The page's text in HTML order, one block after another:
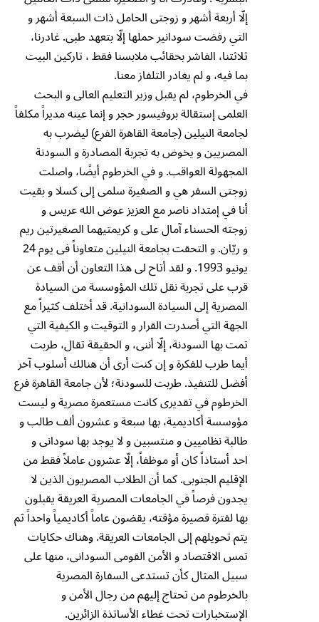
إلّا أربعة أشهر و زوجتى الحامل ذات السبعة أشهر و
التي رفضت سودانير حملها إلّا بتعهد طبى. غادرنا،
ثلاثتنا، الفاشر بحقائب ملابسنا فقط ، تاركين البيت
بما فيه، و لم يغادر التلفاز معنا.
في الخرطوم، لم يقبل وزير التعليم العالى و البحث
العلمى إستقالة بروفيسور حجر و إنما عينه مديراً مكلفاً
لجامعة النيلين (جامعة القاهرة الفرع) ليضرب به
المصريين و يخوض به تجربة المصادرة و السودنة
المجهولة العواقب. و في الخرطوم أيضًا، واصلت
زوجتى السفر هي و الصغيرة سلمى إلى كسلا و بقيت
أنا في إمتداد ناصر مع العزيز عوض الله عريس و
زوجته الحسناء آمال على و كريمتيهما الصغيرتين ريم
و ريّان. و التحقت بجامعة النيلين متعاوناً فى يوم 24
يونيو 1993. و لقد أتاح لى هذا التعاون أن أقف عن
قرب على تجربة نقل تلك المؤوسسة من السيادة
المصرية إلى السيادة السودانية. قد أختلف كثيراً مع
الجهة التي أصدرت القرار و التوقيت و الكيفية التي
تمت بها السودنة، إلّا أننى، و الحقيقة تقال، طربت
أيما طرب للفكرة و إن كنت أرى أن هنالك أسلوب آخر
أفضل للتنفيذ. طربت للسودنة؛ لأن جامعة القاهرة فرع
الخرطوم في تقديرى كانت مستعمرة مصرية و ليست
مؤوسسة أكاديمية، بها سبعة و عشرون ألف طالب و
طالبة نظاميين و منتسبين و لا يوجد بها سودانى و
احد أستاذاً كان أو موظفاً، إلّا عشرون عاملاً فقط من
الإقليم الجنوبى. كما أن الطلاب المصريون الذين لا
يجدون فرصاً في الجامعات المصرية العريقة يقبلون
بها لفترة قصيرة مؤقته، يقضون عاماً أكاديمياً واحداً ثم
يتم تحويلهم إلى الجامعات العريقة. وهناك حكايات
تمس الاقتصاد و الأمن القومى السودانى، منها على
سبيل المثال كأن تستدعى السفارة المصرية
بالخرطوم من تحتاج إليهم من رجال الأمن و
الإستخبارات تحت غطاء الأساتذة الزائرين.